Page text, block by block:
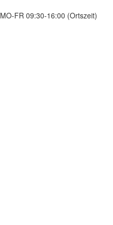
MO-FR 09:30-16:00 (Ortszeit)